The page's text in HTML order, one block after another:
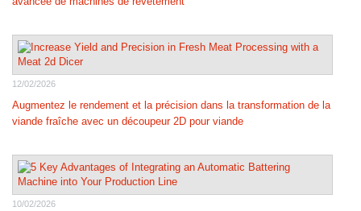
12/02/2026
Augmentez le rendement et la précision dans la transformation de la
viande fraîche avec un découpeur 2D pour viande
10/02/2026